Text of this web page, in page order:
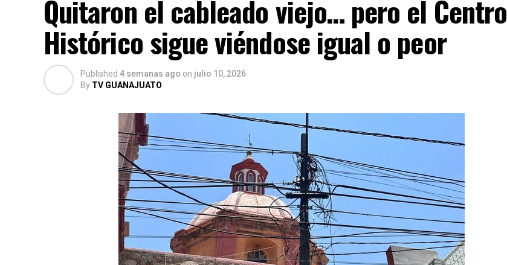
Quitaron el cableado viejo… pero el Centro
Histórico sigue viéndose igual o peor
Published 4 semanas ago on julio 10, 2026
By TV GUANAJUATO